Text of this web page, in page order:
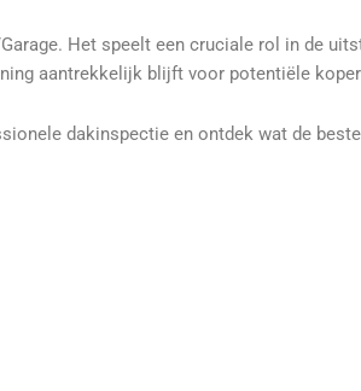
Het speelt een cruciale rol in de
aantrekkelijk blijft voor potentiële
dakinspectie en ontdek wat de